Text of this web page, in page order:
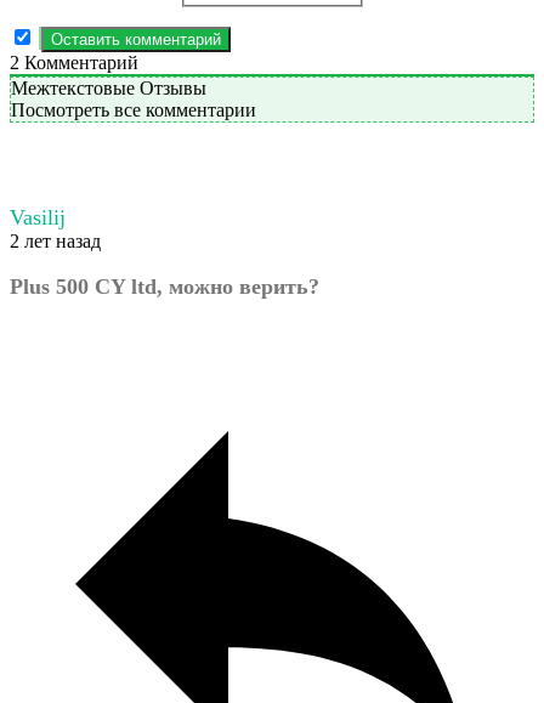
2 Комментарий
Межтекстовые Отзывы
Посмотреть все комментарии
Vasilij
2 лет назад
Plus 500 CY ltd, можно верить?